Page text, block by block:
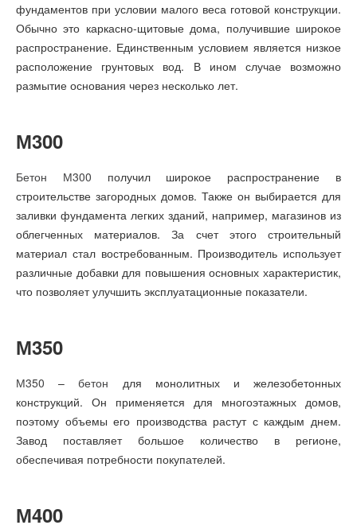
фундаментов при условии малого веса готовой конструкции.
Обычно это каркасно-щитовые дома, получившие широкое
распространение. Единственным условием является низкое
расположение грунтовых вод. В ином случае возможно
размытие основания через несколько лет.
М300
Бетон М300 получил широкое распространение в
строительстве загородных домов. Также он выбирается для
заливки фундамента легких зданий, например, магазинов из
облегченных материалов. За счет этого строительный
материал стал востребованным. Производитель использует
различные добавки для повышения основных характеристик,
что позволяет улучшить эксплуатационные показатели.
М350
М350 –бетон для монолитных и железобетонных
конструкций. Он применяется для многоэтажных домов,
поэтому объемы его производства растут с каждым днем.
Завод поставляет большое количество в регионе,
обеспечивая потребности покупателей.
М400